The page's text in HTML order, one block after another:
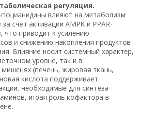
регуляция.
влияют на метаболизм
счёт активации AMPK и PPAR-
что приводит к усилению
и снижению накопления продуктов
Влияние носит системный характер,
уровне, так и в
мишенях (печень, жировая ткань,
кислота поддерживает
необходимые для синтеза
играя роль кофактора в